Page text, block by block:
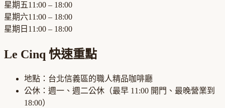
星期五11:00 – 18:00
星期六11:00 – 18:00
星期日 11:00 – 18:00
Le Cinq 快速重點
地點： 台北信義區的職人精品咖啡廳
公休： 週一、週二公休 （最早 11:00 開門、最晚營業到
18:00）